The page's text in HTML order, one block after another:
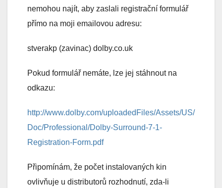
nemohou najít, aby zaslali registrační formulář
přímo na moji emailovou adresu:
stverakp (zavinac) dolby.co.uk
Pokud formulář nemáte, lze jej stáhnout na
odkazu:
http://www.dolby.com/uploadedFiles/Assets/US/
Doc/Professional/Dolby-Surround-7-1-
Registration-Form.pdf
Připomínám, že počet instalovaných kin
ovlivňuje u distributorů rozhodnutí, zda-li